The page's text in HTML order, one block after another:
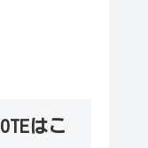
はこ